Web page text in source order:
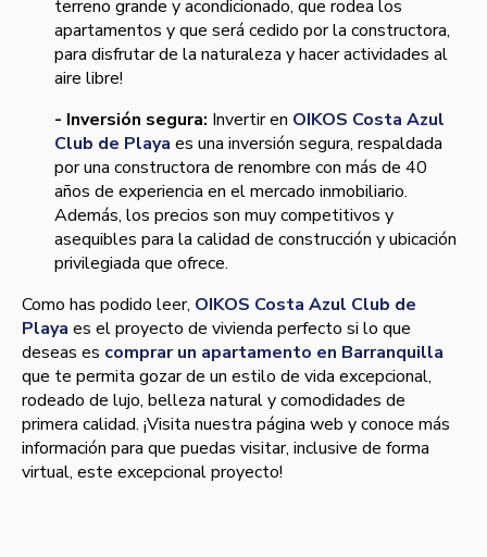
terreno grande y acondicionado, que rodea los
apartamentos y que será cedido por la constructora,
para disfrutar de la naturaleza y hacer actividades al
aire libre!
- Inversión segura: Invertir en OIKOS Costa Azul
Club de Playa es una inversión segura, respaldada
por una constructora de renombre con más de 40
años de experiencia en el mercado inmobiliario.
Además, los precios son muy competitivos y
asequibles para la calidad de construcción y ubicación
privilegiada que ofrece.
Como has podido leer, OIKOS Costa Azul Club de
Playa es el proyecto de vivienda perfecto si lo que
deseas es comprar un apartamento en Barranquilla
que te permita gozar de un estilo de vida excepcional,
rodeado de lujo, belleza natural y comodidades de
primera calidad. ¡Visita nuestra página web y conoce más
información para que puedas visitar, inclusive de forma
virtual, este excepcional proyecto!